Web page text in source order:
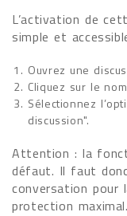
L’activation de
simple et
Ouvrez une
Cliquez sur le
Sélectionnez
discussion".
Attention : la
défaut. Il faut donc
conversation pour
protection maximal.